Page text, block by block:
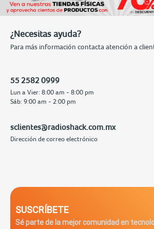
¿Necesitas ayuda?
Para más información contacta atención a
55 2582 0999
Lun a Vier: 8:00 am - 8:00 pm
Sáb: 9:00 am - 2:00 pm
sclientes@radioshack.com.mx
Dirección de correo electrónico
SUSCRÍBETE
Sé parte de la mejor comunidad en